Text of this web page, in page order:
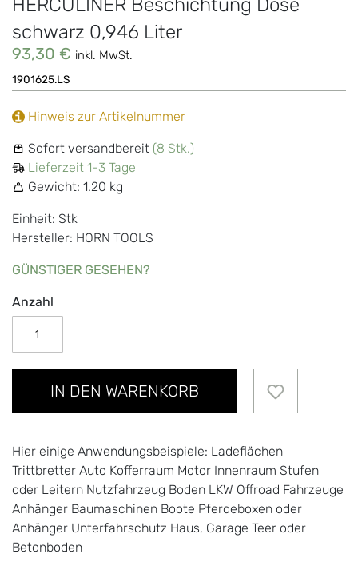
HERCULINER Beschichtung Dose
schwarz 0,946 Liter
93,30 € inkl. MwSt.
1901625.LS
Sofort versandbereit (8 Stk.)
Lieferzeit 1-3 Tage
Gewicht: 1.20 kg
Einheit: Stk
Hersteller: HORN TOOLS
GÜNSTIGER GESEHEN?
Hinweis zur Artikelnummer
Anzahl
IN DEN WARENKORB
Hier einige Anwendungsbeispiele: Ladeflächen
Trittbretter Auto Kofferraum Motor Innenraum Stufen
oder Leitern Nutzfahrzeug Boden LKW Offroad Fahrzeuge
Anhänger Baumaschinen Boote Pferdeboxen oder
Anhänger Unterfahrschutz Haus, Garage Teer oder
Betonboden